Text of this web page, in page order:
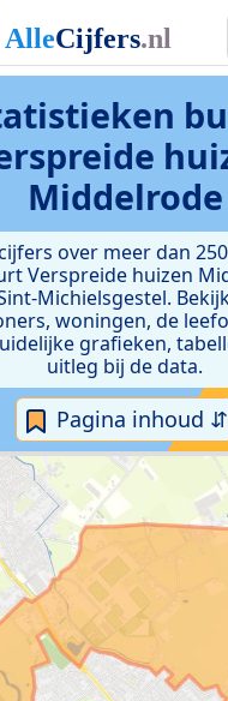
Middelrode
over meer dan
Verspreide huizen
Michielsgestel.
woningen, de
grafieken,
uitleg bij de data.
Pagina inhoud ⇵